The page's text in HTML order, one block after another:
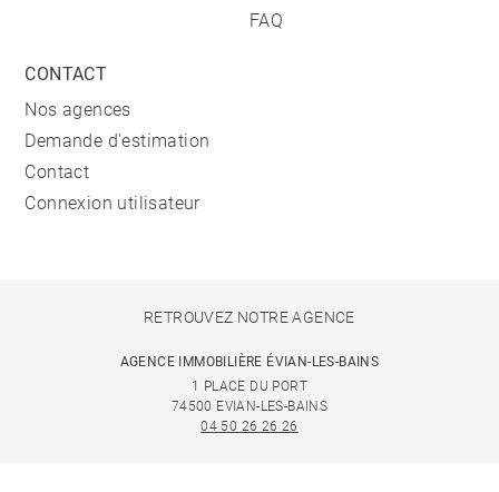
FAQ
CONTACT
Nos agences
Demande d'estimation
Contact
Connexion utilisateur
RETROUVEZ NOTRE AGENCE
AGENCE IMMOBILIÈRE ÉVIAN-LES-BAINS
1 PLACE DU PORT
74500 EVIAN-LES-BAINS
04 50 26 26 26